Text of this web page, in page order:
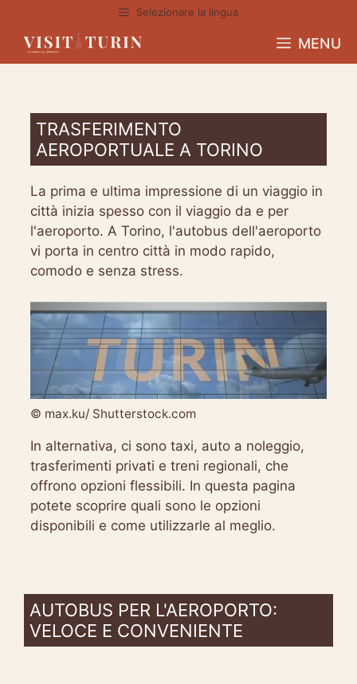
contenuto
Selezionare la lingua
MENU
TRASFERIMENTO
AEROPORTUALE A TORINO
La prima e ultima impressione di un viaggio in
città inizia spesso con il viaggio da e per
l'aeroporto. A Torino, l'autobus dell'aeroporto
vi porta in centro città in modo rapido,
comodo e senza stress.
© max.ku/ Shutterstock.com
In alternativa, ci sono taxi, auto a noleggio,
trasferimenti privati e treni regionali, che
offrono opzioni flessibili. In questa pagina
potete scoprire quali sono le opzioni
disponibili e come utilizzarle al meglio.
AUTOBUS PER L'AEROPORTO:
VELOCE E CONVENIENTE